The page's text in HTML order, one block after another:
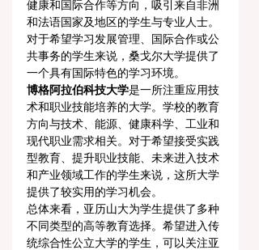
健康和国际合作等方向，吸引来自非洲
和法语国家及地区的学生与专业人士。
对于希望学习发展管理、国际合作或公
共事务的学生来说，桑戈尔大学提供了
一个具有国际特色的学习环境。
博格阿拉伯科技大学是一所注重应用技
术和职业技能培养的大学。学校的教育
方向与技术、能源、健康科学、工业和
现代职业需求相关。对于希望接受实践
型教育、提升职业技能、未来进入技术
和产业领域工作的学生来说，这所大学
提供了较实用的学习机会。
总体来看，亚历山大为学生提供了多种
不同类型的高等教育选择。希望进入传
统综合性公立大学的学生，可以关注亚